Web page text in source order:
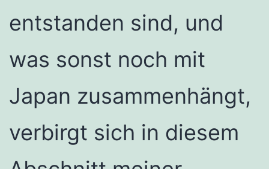
entstanden sind, und
was sonst noch mit
Japan zusammenhängt,
verbirgt sich in diesem